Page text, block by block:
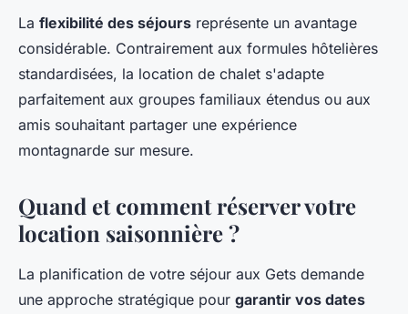
La flexibilité des séjours représente un avantage
considérable. Contrairement aux formules hôtelières
standardisées, la location de chalet s'adapte
parfaitement aux groupes familiaux étendus ou aux
amis souhaitant partager une expérience
montagnarde sur mesure.
Quand et comment réserver votre
location saisonnière ?
La planification de votre séjour aux Gets demande
une approche stratégique pour garantir vos dates